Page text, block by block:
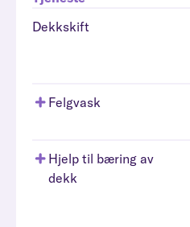
Dekkskift
Felgvask
Hjelp til bæring av
dekk